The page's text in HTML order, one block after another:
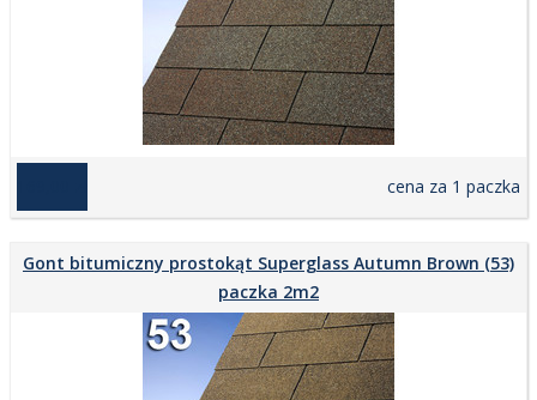
cena za 1 paczka
Gont bitumiczny prostokąt Superglass Autumn Brown (53)
paczka 2m2